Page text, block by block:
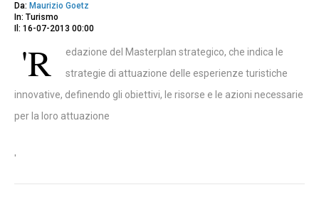
Da: Maurizio Goetz
In: Turismo
Il: 16-07-2013 00:00
'R
edazione del Masterplan strategico, che indica le
strategie di attuazione delle esperienze turistiche
innovative, definendo gli obiettivi, le risorse e le azioni necessarie
per la loro attuazione
'